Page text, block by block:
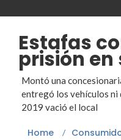
Estafas
prisión en
Montó una
entregó los vehículos ni
2019 vació el local
Home /